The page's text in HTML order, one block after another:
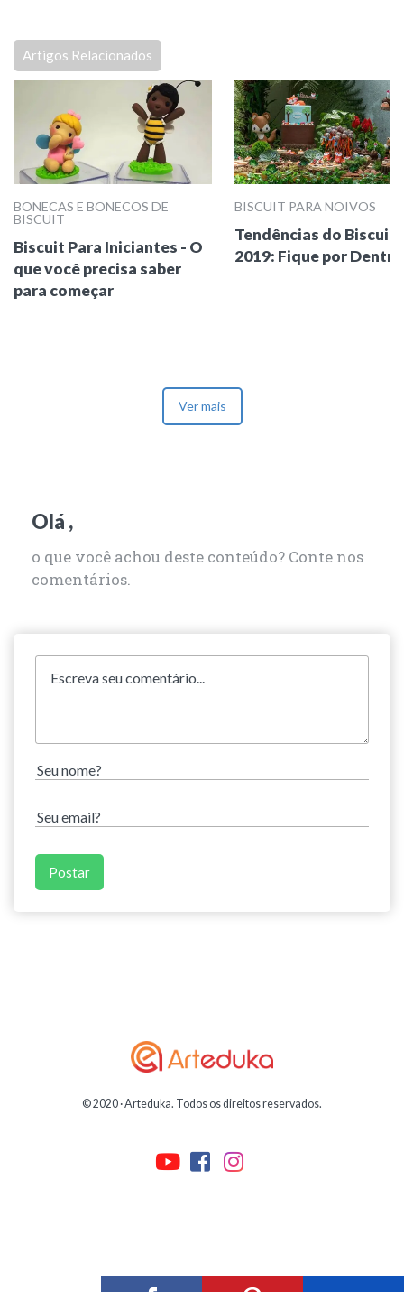
Artigos Relacionados
BONECAS E BONECOS DE
BISCUIT
Biscuit Para Iniciantes - O
que você precisa saber
para começar
BISCUIT PARA NOIVOS
Tendências do Biscuit
2019: Fique por
Ver mais
Olá ,
o que você achou deste conteúdo? Conte nos
comentários.
© 2020 · Arteduka. Todos os direitos reservados.